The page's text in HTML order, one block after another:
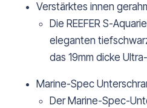
Verstärktes innen
Die REEFER S-
eleganten
das 19mm dicke
Marine-Spec
Der Marine-Spec-